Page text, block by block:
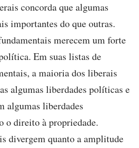
concorda que algumas
importantes do que outras.
merecem um forte
Em suas listas de
a maioria dos liberais
algumas liberdades políticas e
algumas liberdades
o direito à propriedade.
divergem quanto a amplitude